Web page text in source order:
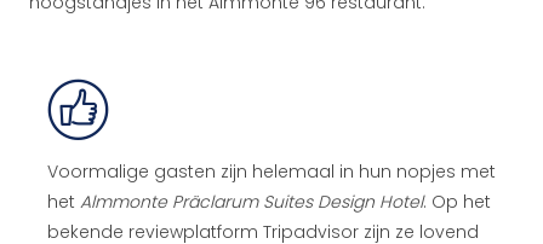
Voormalige gasten zijn helemaal in hun nopjes met
het Almmonte Präclarum Suites Design Hotel. Op het
bekende reviewplatform Tripadvisor zijn ze lovend